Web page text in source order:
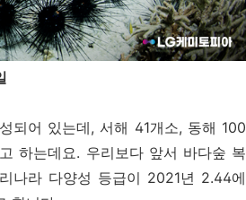
되어 있는데, 서해 41개소, 동해 100
하는데요. 우리보다 앞서 바다숲 복
나라 다양성 등급이 2021년 2.44에